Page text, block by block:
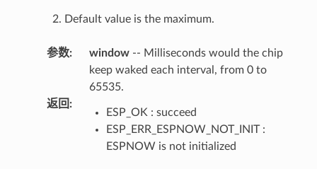
2. Default value is the maximum.
参数: window-- Milliseconds would the chip
keep waked each interval, from 0 to
65535.
返回 :
ESP_OK : succeed
ESP_ERR_ESPNOW_NOT_INIT :
ESPNOW is not initialized